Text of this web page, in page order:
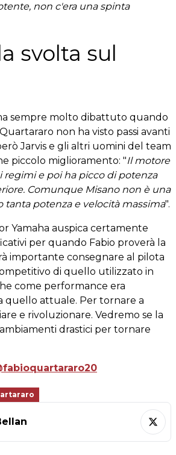
non c'era una spinta
svolta sul
sempre molto dibattuto quando
non ha visto passi avanti
Jarvis e gli altri uomini del team
piccolo miglioramento: "Il motore
regimi e poi ha picco di potenza
Comunque Misano non è una
tanta potenza e velocità massima".
Yamaha auspica certamente
per quando Fabio proverà la
importante consegnare al pilota
di quello utilizzato in
come performance era
quello attuale. Per tornare a
e rivoluzionare. Vedremo se la
drastici per tornare